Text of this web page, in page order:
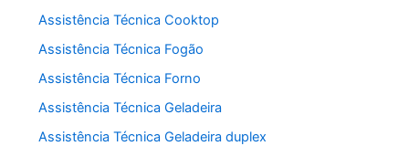
Assistência Técnica Cooktop
Assistência Técnica Fogão
Assistência Técnica Forno
Assistência Técnica Geladeira
Assistência Técnica Geladeira duplex